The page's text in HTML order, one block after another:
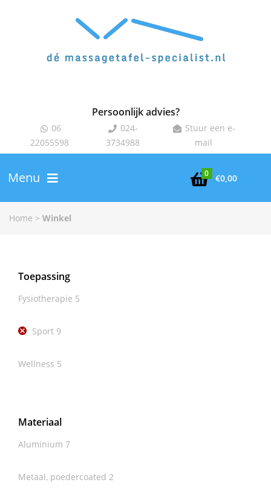
Persoonlijk advies?
 06
22055598
 024-
3734988
 Stuur een e-
mail

0 €0,00
Menu
Home > Winkel
Toepassing
Fysiotherapie 5
Sport 9
Wellness 5
Materiaal
Aluminium 7
Metaal, poedercoated 2